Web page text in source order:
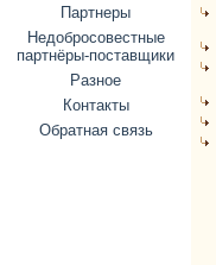
Партнеры
Недобросовестные
партнёры-поставщики
Разное
Контакты
Обратная связь